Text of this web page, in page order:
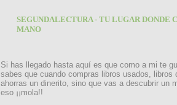
SEGUNDALECTURA - TU LUGAR DONDE
MANO
Si has llegado hasta aquí es que como a mi te
sabes que cuando compras libros usados, libros
ahorras un dinerito, sino que vas a descubrir un
eso ¡¡mola!!